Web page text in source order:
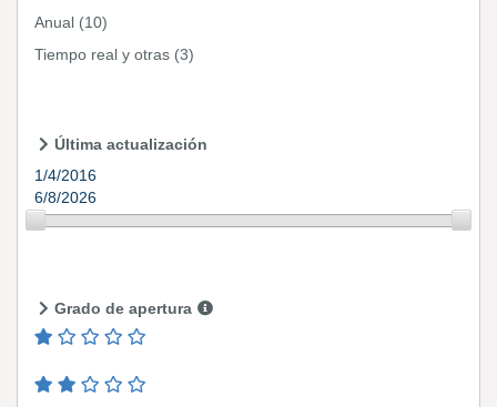
Anual (10)
Tiempo real y otras (3)
Última actualización
1/4/2016
6/8/2026
Grado de apertura